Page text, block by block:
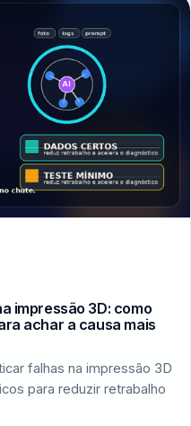
impressão 3D: como
achar a causa mais
falhas na impressão 3D
para reduzir retrabalho